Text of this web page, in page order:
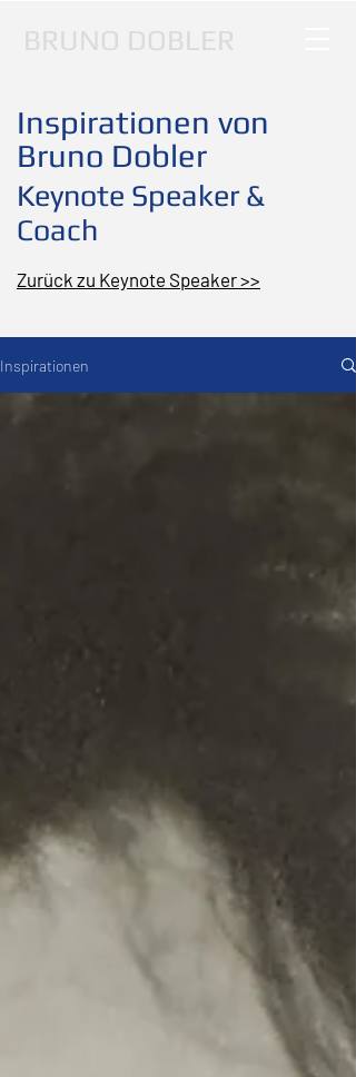
BRUNO DOBLER
Inspirationen von
Bruno Dobler
Keynote Speaker &
Coach
Zurück zu Keynote Speaker >>
Inspirationen